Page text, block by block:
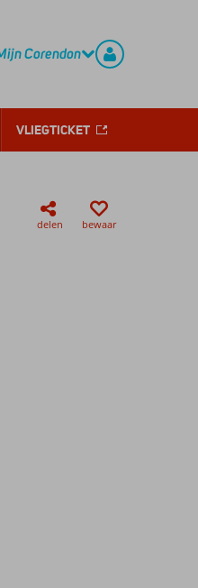
Corendon
VLIEGTICKET
delen bewaar